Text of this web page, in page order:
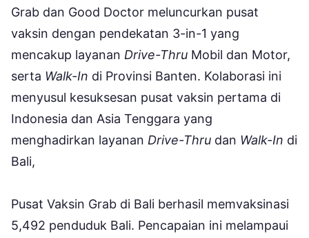
Grab dan Good Doctor meluncurkan pusat
vaksin dengan pendekatan 3-in-1 yang
mencakup layanan Drive-Thru Mobil dan Motor,
serta Walk-In di Provinsi Banten. Kolaborasi ini
menyusul kesuksesan pusat vaksin pertama di
Indonesia dan Asia Tenggara yang
menghadirkan layanan Drive-Thru dan Walk-In di
Bali,
Pusat Vaksin Grab di Bali berhasil memvaksinasi
5,492 penduduk Bali. Pencapaian ini melampaui